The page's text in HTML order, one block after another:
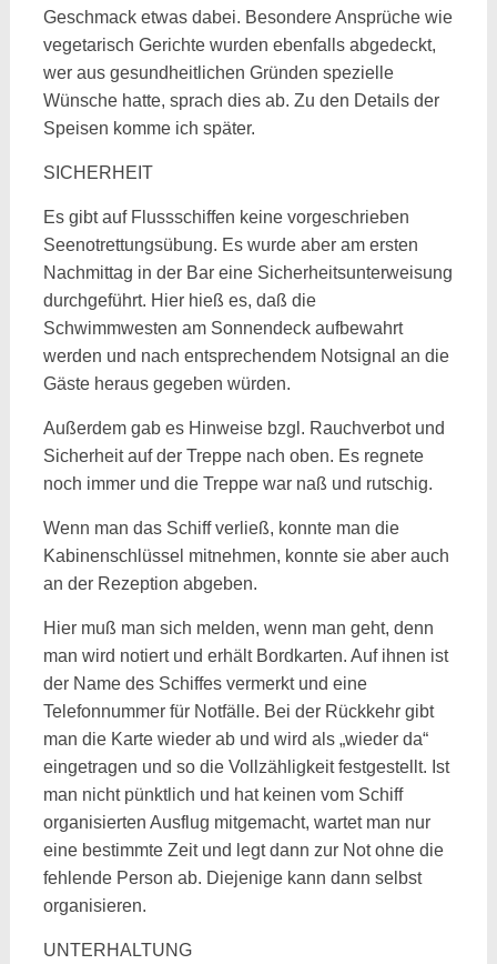
Geschmack etwas dabei. Besondere Ansprüche wie
vegetarisch Gerichte wurden ebenfalls abgedeckt,
wer aus gesundheitlichen Gründen spezielle
Wünsche hatte, sprach dies ab. Zu den Details der
Speisen komme ich später.
SICHERHEIT
Es gibt auf Flussschiffen keine vorgeschrieben
Seenotrettungsübung. Es wurde aber am ersten
Nachmittag in der Bar eine Sicherheitsunterweisung
durchgeführt. Hier hieß es, daß die
Schwimmwesten am Sonnendeck aufbewahrt
werden und nach entsprechendem Notsignal an die
Gäste heraus gegeben würden.
Außerdem gab es Hinweise bzgl. Rauchverbot und
Sicherheit auf der Treppe nach oben. Es regnete
noch immer und die Treppe war naß und rutschig.
Wenn man das Schiff verließ, konnte man die
Kabinenschlüssel mitnehmen, konnte sie aber auch
an der Rezeption abgeben.
Hier muß man sich melden, wenn man geht, denn
man wird notiert und erhält Bordkarten. Auf ihnen ist
der Name des Schiffes vermerkt und eine
Telefonnummer für Notfälle. Bei der Rückkehr gibt
man die Karte wieder ab und wird als „wieder da“
eingetragen und so die Vollzähligkeit festgestellt. Ist
man nicht pünktlich und hat keinen vom Schiff
organisierten Ausflug mitgemacht, wartet man nur
eine bestimmte Zeit und legt dann zur Not ohne die
fehlende Person ab. Diejenige kann dann selbst
organisieren.
UNTERHALTUNG